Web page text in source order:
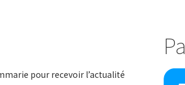
pour recevoir l’actualité